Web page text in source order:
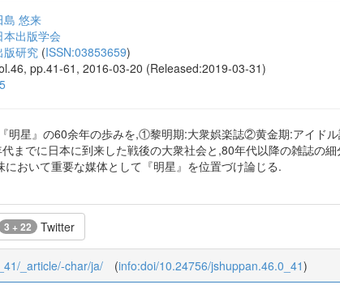
島 悠来
本出版学会
版研究 (ISSN:03853659)
pp.41-61, 2016-03-20 (Released:2019-03-31)
明星』の60余年の歩みを,①黎明期:大衆娯楽誌②黄金期:アイド
までに日本に到来した戦後の大衆社会と,80年代以降の雑誌の
おいて重要な媒体として『明星』を位置づけ論じる.
3 + 22 Twitter
_article/-char/ja/ (info:doi/10.24756/jshuppan.46.0_41)